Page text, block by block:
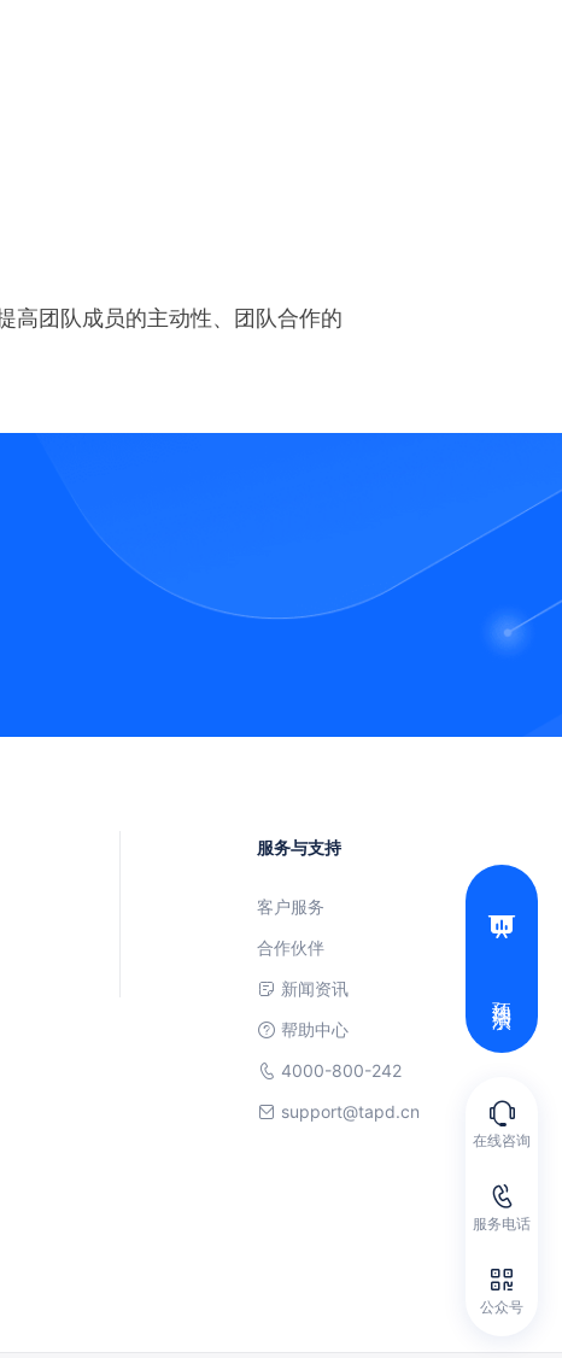
高团队成员的主动性、团队合作的
服务与支持
客户服务
合作伙伴
新闻资讯
帮助中心
4000-800-242
support@tapd.cn
在线咨询
服务电话
公众号